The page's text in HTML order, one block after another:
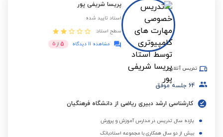
پریسا شریفی پور
استاد تایید شده
سطح استاد:
مشاهده 11 دیدگاه
5 از 5
تدریس آنلاین
64 جلسه موفق
کارشناسی ارشد دبیری ریاضی از دانشگاه فرهنگیان
یازده سال تدریس در مدارس آموزش و پرورش
بیش از دو سال همکاری با مجموعه استادبانک